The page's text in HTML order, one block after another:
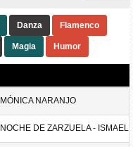
Danza Flamenco
Magia Humor
MÓNICA NARANJO
NOCHE DE ZARZUELA -